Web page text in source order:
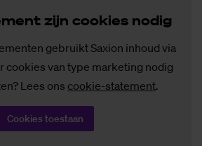
zijn coo­kies no­dig
gebruikt Saxion inhoud via
cookies van type marketing nodig
Lees ons cookie-statement.
Cookies toestaan